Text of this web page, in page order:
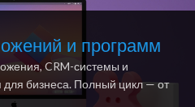
и программ
CRM-системы и
бизнеса. Полный цикл — от